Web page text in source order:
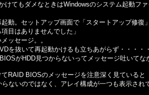
けてもダメなときはWindowsのシステム起動フ
動。セットアップ画面で「 スタートアップ修復
項目はありませんでした」
ッセージ。。
を抜いて再起動かけるも立ちあがらず・・・・
BIOSがHDD見つからないってメッセージ吐いてな
RAID BIOSのメッセージを注意深く見ていると
らないのではなく、アレイ構成が一つも表示され